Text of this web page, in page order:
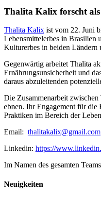
Thalita Kalix forscht als
Thalita Kalix ist vom 22. Juni
Lebensmittelerbes in Brasilien
Kulturerbes in beiden Ländern
Gegenwärtig arbeitet Thalita
Ernährungsunsicherheit und
daraus abzuleitenden
Die Zusammenarbeit
ebnen. Ihr Engagement für die
Praktiken im Bereich der
Email: thalitakalix@gmail.com
Linkedin: https://
Im Namen des gesamten
Neuigkeiten